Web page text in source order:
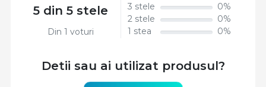
5 din 5 stele
Din 1 voturi
3 stele
0%
2 stele
0%
1 stea
0%
Detii sau ai utilizat produsul?